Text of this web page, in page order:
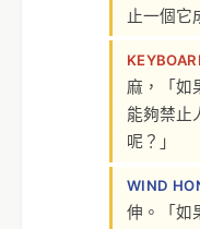
止一個它
麻，「如
能夠禁止
呢？」
WIND
伸。「如